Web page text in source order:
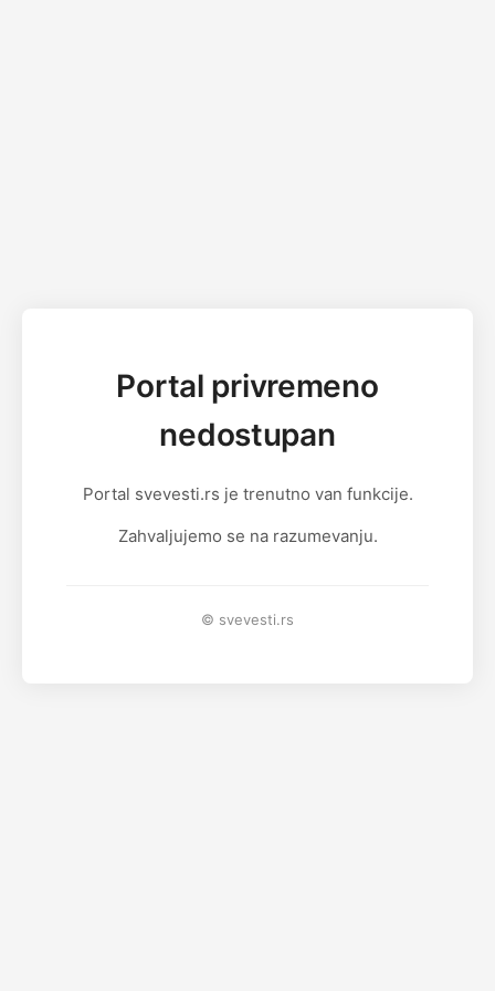
Portal privremeno
nedostupan
Portal svevesti.rs je trenutno van funkcije.
Zahvaljujemo se na razumevanju.
© svevesti.rs